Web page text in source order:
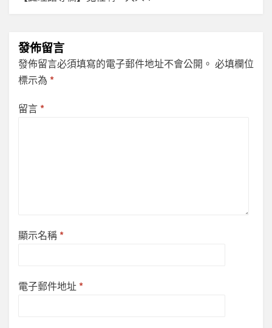
發佈留言
發佈留言必須填寫的電子郵件地址不會公開。 必填欄位
標示為 *
留言 *
顯示名稱 *
電子郵件地址 *